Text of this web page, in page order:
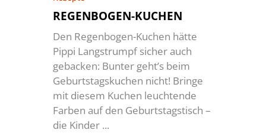
REGENBOGEN-KUCHEN
Den Regenbogen-Kuchen hätte
Pippi Langstrumpf sicher auch
gebacken: Bunter geht’s beim
Geburtstagskuchen nicht! Bringe
mit diesem Kuchen leuchtende
Farben auf den Geburtstagstisch –
die Kinder ...